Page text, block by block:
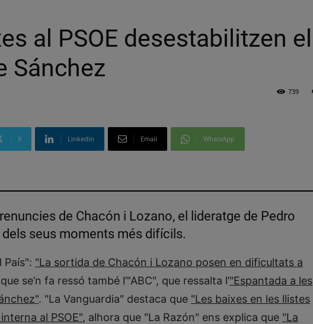
al PSOE desestabilitzen el
Sánchez
739
X Linkedin Email WhatsApp
de Chacón i Lozano, el lideratge de Pedro
dels seus moments més difícils.
País": "La sortida de Chacón i Lozano posen en dificultats a
se’n fa ressó també l’"ABC", que ressalta l’"Espantada a les
. "La Vanguardia" destaca que "Les baixes en les llistes
al PSOE", alhora que "La Razón" ens explica que "La